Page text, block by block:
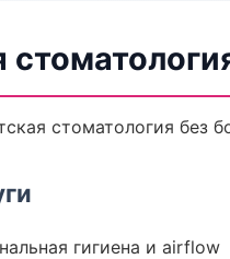
стоматология без
гигиена и airflow